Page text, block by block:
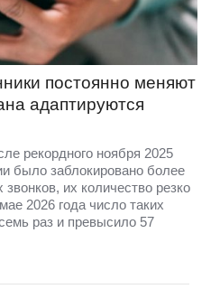
постоянно меняют
адаптируются
рекордного ноября 2025
было заблокировано более
их количество резко
2026 года число таких
раз и превысило 57